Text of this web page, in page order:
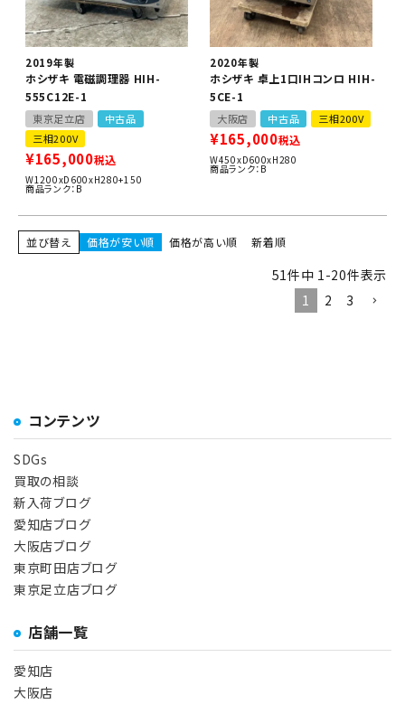
2019年製
ホシザキ 電磁調理器 HIH-
555C12E-1
東京足立店
中古品
三相200V
¥165,000税込
W1200xD600xH280+150
商品ランク：B
2020年製
ホシザキ 卓上1口IHコンロ HIH-
5CE-1
大阪店 中古品 三相200V
¥165,000税込
W450xD600xH280
商品ランク：B
並び替え 価格が安い順 価格が高い順 新着順
51件中 1 -20件表示
1
2 3
コンテンツ
SDGs
買取の相談
新入荷ブログ
愛知店ブログ
大阪店ブログ
東京町田店ブログ
東京足立店ブログ
店舗一覧
愛知店
大阪店